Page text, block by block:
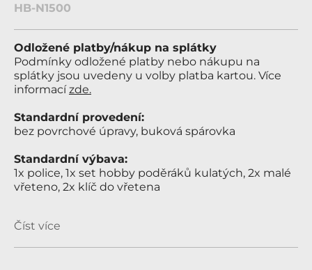
HB-N1500
Odložené platby/nákup na splátky
Podmínky odložené platby nebo nákupu na
splátky jsou uvedeny u volby platba kartou. Více
informacízde.
Standardní provedení:
bez povrchové úpravy, buková spárovka
Standardní výbava:
1x police, 1x set hobby poděráků kulatých, 2x malé
vřeteno, 2x klíč do vřetena
Číst více